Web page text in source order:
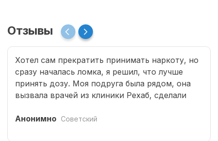
Отзывы
Хотел сам прекратить принимать наркоту, но
сразу началась ломка, я решил, что лучше
принять дозу. Моя подруга была рядом, она
вызвала врачей из клиники Рехаб, сделали
что надо там пролечиться основательно.
Анонимно Советский